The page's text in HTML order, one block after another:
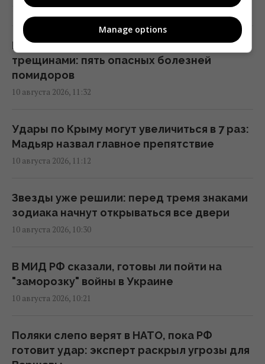
Мобилизация в РФ: (не)реальные планы
11:30 понедельник, 10 августа 2026
Розы из букета могут пустить корни: как
вырастить новый куст в домашних
11:28 понедельник, 10 августа 2026
Как не дать себя обмануть в
11:21 понедельник, 10 августа 2026
угрозе
11:18 понедельник, 10 августа 2026
время встретился с 10-летней дочерью
(видео)
10 августа 2026, 11:48
Почему томаты покрываются пятнами и
трещинами: пять опасных болезней
помидоров
10 августа 2026, 11:32
Удары по Крыму могут увеличиться в 7 раз:
Мадьяр назвал главное препятствие
10 августа 2026, 11:12
Звезды уже решили: перед тремя знаками
зодиака начнут открываться все двери
10 августа 2026, 10:30
В МИД РФ сказали, готовы ли пойти на
"заморозку" войны в Украине
10 августа 2026, 10:21
Поляки слепо верят в НАТО, пока РФ
готовит удар: эксперт раскрыл угрозы для
Manage options